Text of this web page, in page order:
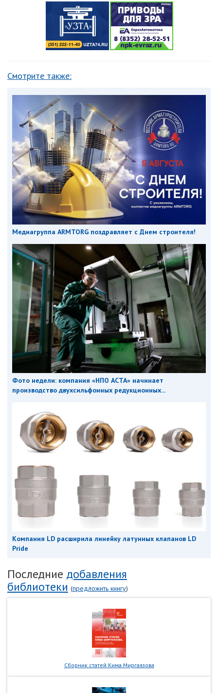
Смотрите также:
Медиагруппа ARMTORG поздравляет с Днем строителя!
Фото недели: компания «НПО АСТА» начинает
производство двухсильфонных редукционных...
Компания LD расширила линейку латунных клапанов LD
Pride
Последние добавления
библиотеки (предложить книгу)
Сборник статей Кима Миргаязова